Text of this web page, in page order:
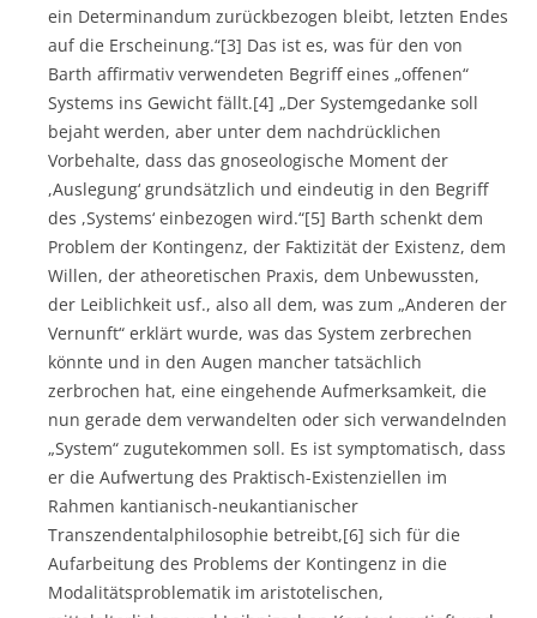
ein Determinandum zurückbezogen bleibt, letzten Endes
auf die Erscheinung.“[3] Das ist es, was für den von
Barth affirmativ verwendeten Begriff eines „offenen“
Systems ins Gewicht fällt.[4] „Der Systemgedanke soll
bejaht werden, aber unter dem nachdrücklichen
Vorbehalte, dass das gnoseologische Moment der
,Auslegung‘ grundsätzlich und eindeutig in den Begriff
des ,Systems‘ einbezogen wird.“[5] Barth schenkt dem
Problem der Kontingenz, der Faktizität der Existenz, dem
Willen, der atheoretischen Praxis, dem Unbewussten,
der Leiblichkeit usf., also all dem, was zum „Anderen der
Vernunft“ erklärt wurde, was das System zerbrechen
könnte und in den Augen mancher tatsächlich
zerbrochen hat, eine eingehende Aufmerksamkeit, die
nun gerade dem verwandelten oder sich verwandelnden
„System“ zugutekommen soll. Es ist symptomatisch, dass
er die Aufwertung des Praktisch-Existenziellen im
Rahmen kantianisch-neukantianischer
Transzendentalphilosophie betreibt,[6] sich für die
Aufarbeitung des Problems der Kontingenz in die
Modalitätsproblematik im aristotelischen,